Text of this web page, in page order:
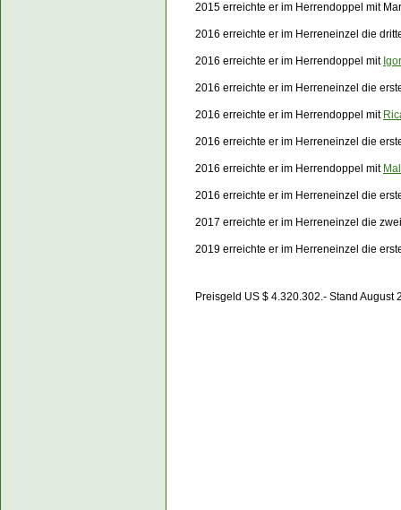
2015 erreichte er im Herrendoppel mit
2016 erreichte er im Herreneinzel die
2016 erreichte er im Herrendoppel mit
2016 erreichte er im Herreneinzel die
2016 erreichte er im Herrendoppel mit
2016 erreichte er im Herreneinzel die
2016 erreichte er im Herrendoppel mit
2016 erreichte er im Herreneinzel die
2017 erreichte er im Herreneinzel die
2019 erreichte er im Herreneinzel die
Preisgeld US $ 4.320.302.- Stand August